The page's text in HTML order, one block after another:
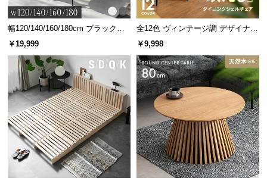
幅120/140/160/180cm ブラックフ
レーム ダイニング 大理石調 4人掛
￥19,999
全12色 ヴィンテージ調 デザイナー
ズシェルチェア
￥9,998